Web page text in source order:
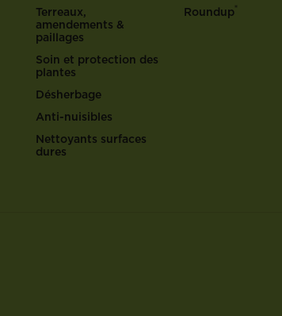
Terreaux,
amendements &
paillages
Soin et protection des
plantes
Désherbage
Anti-nuisibles
Nettoyants surfaces
dures
Roundup®